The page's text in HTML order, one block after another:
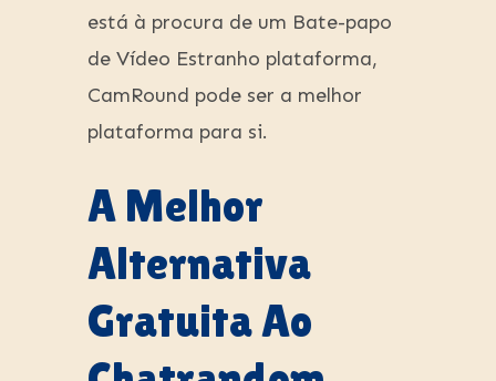
está à procura de um Bate-papo
de Vídeo Estranho plataforma,
CamRound pode ser a melhor
plataforma para si.
A Melhor
Alternativa
Gratuita Ao